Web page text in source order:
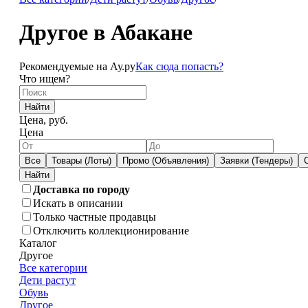
Другое в Абакане
Рекомендуемые на Ау.руКак сюда попасть?
Что ищем?
Найти
Цена, руб.
Цена
Все Товары (Лоты) Промо (Объявления) Заявки (Тендеры)
Доставка по городу
Искать в описании
Только частные продавцы
Отключить коллекционирование
Каталог
Другое
Все категории
Дети растут
Обувь
Другое